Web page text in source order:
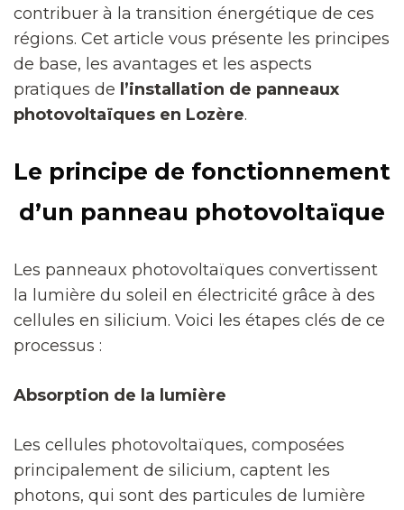
contribuer à la transition énergétique de ces
régions. Cet article vous présente les principes
de base, les avantages et les aspects
pratiques de l’installation de panneaux
photovoltaïques en Lozère.
Le principe de fonctionnement
d’un panneau photovoltaïque
Les panneaux photovoltaïques convertissent
la lumière du soleil en électricité grâce à des
cellules en silicium. Voici les étapes clés de ce
processus :
Absorption de la lumière
Les cellules photovoltaïques, composées
principalement de silicium, captent les
photons, qui sont des particules de lumière